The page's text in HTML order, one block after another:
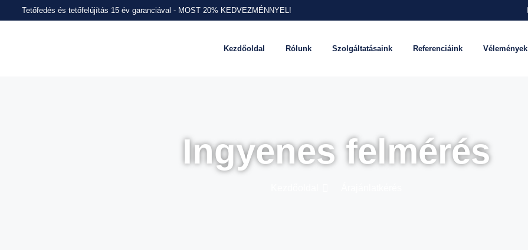
Tetőfedés és tetőfelújítás 15 év garanciával - MOST 20% KEDVEZMÉNNYEL!
Kezdőoldal Rólunk Szolgáltatásaink Referenciáink Vélemények
Ingyenes felmérés